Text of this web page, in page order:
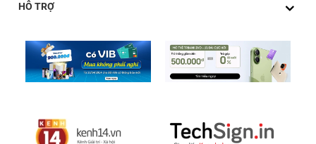
HỖ TRỢ